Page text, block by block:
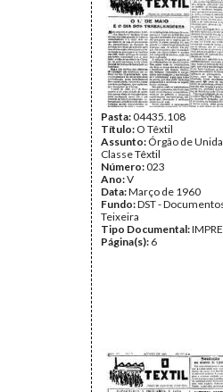
Pasta:04435.108
Título: O Têxtil
Assunto: Órgão de
Classe Têxtil
Número:023
Ano:V
Data:Março de 1960
Fundo:DST -
Teixeira
Tipo Documental:
Página(s): 6